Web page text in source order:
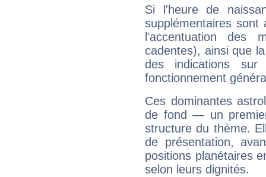
Si l'heure de
supplémentaires sont
l'accentuation des
cadentes), ainsi que
des indications sur
fonctionnement
Ces dominantes
de fond — un
structure du thème.
de présentation,
positions planétaires
selon leurs dignités.